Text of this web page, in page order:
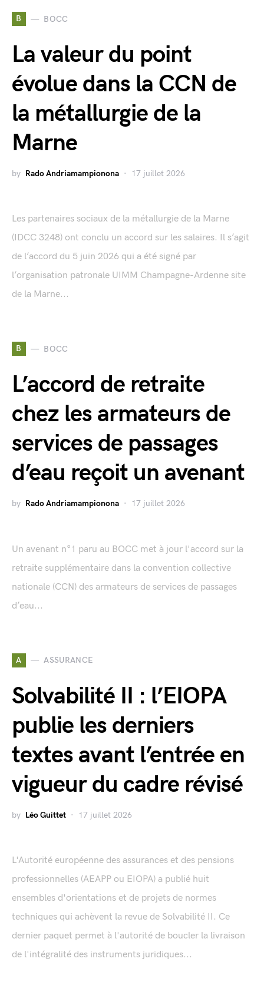
B BOCC
La valeur du point
évolue dans la CCN de
la métallurgie de la
Marne
by Rado Andriamampionona 17 juillet 2026
Les partenaires sociaux de la métallurgie de la Marne
(IDCC 3248) ont conclu un accord sur les salaires. Il s’agit
de l’accord du 5 juin 2026 qui a été signé par
l’organisation patronale UIMM Champagne-Ardenne site
de la Marne...
B BOCC
L’accord de retraite
chez les armateurs de
services de passages
d’eau reçoit un avenant
by Rado Andriamampionona 17 juillet 2026
Un avenant n°1 paru au BOCC met à jour l'accord sur la
retraite supplémentaire dans la convention collective
nationale (CCN) des armateurs de services de passages
d’eau...
A ASSURANCE
Solvabilité II : l’EIOPA
publie les derniers
textes avant l’entrée en
vigueur du cadre révisé
by Léo Guittet 17 juillet 2026
L'Autorité européenne des assurances et des pensions
professionnelles (AEAPP ou EIOPA) a publié huit
ensembles d'orientations et de projets de normes
techniques qui achèvent la revue de Solvabilité II. Ce
dernier paquet permet à l'autorité de boucler la livraison
de l'intégralité des instruments juridiques...